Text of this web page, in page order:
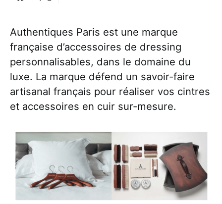
Authentiques Paris est une marque
française d’accessoires de dressing
personnalisables, dans le domaine du
luxe. La marque défend un savoir-faire
artisanal français pour réaliser vos cintres
et accessoires en cuir sur-mesure.